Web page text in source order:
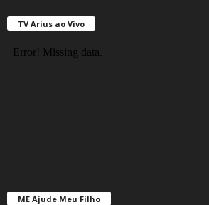
TV Arius ao Vivo
ME Ajude Meu Filho